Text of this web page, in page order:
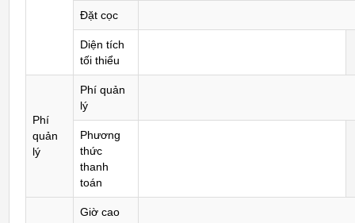
Đặt cọc
Diện tích
tối thiểu
Phí
quản
lý
Phí quản
lý
Phương
thức
thanh
toán
Giờ cao